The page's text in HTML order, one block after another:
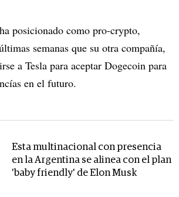
posicionado como pro-crypto,
semanas que su otra compañía,
a Tesla para aceptar Dogecoin para
en el futuro.
Esta multinacional con presencia
en la Argentina se alinea con el plan
'baby friendly' de Elon Musk